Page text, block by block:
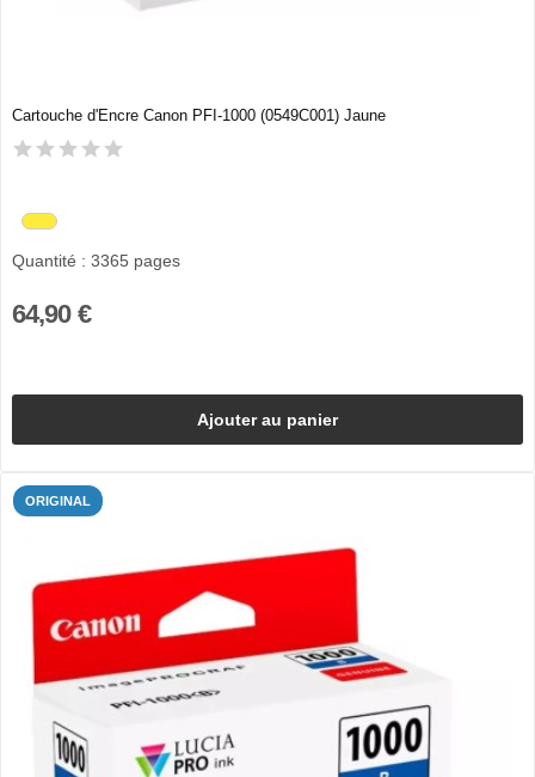
Cartouche d'Encre Canon PFI-1000 (0549C001) Jaune
Quantité : 3365 pages
64,90 €
Ajouter au panier
ORIGINAL